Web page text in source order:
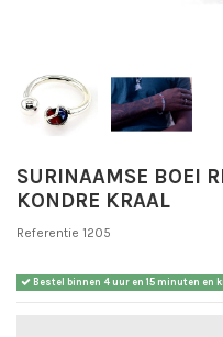
SURINAAMSE BOEI
KONDRE KRAAL
Referentie 1205
Bestel binnen 4 uur en 15 minuten en